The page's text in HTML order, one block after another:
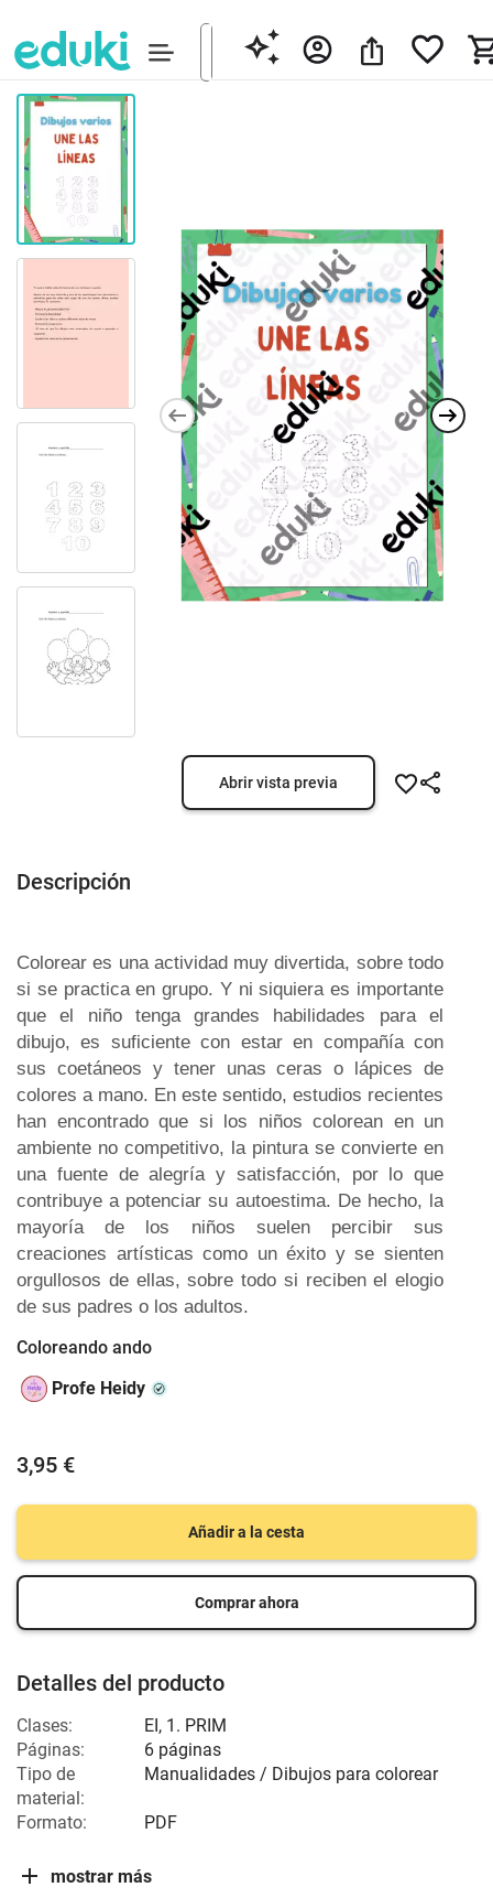
Abrir vista previa
Descripción
Colorear es una actividad muy divertida, sobre todo
si se practica en grupo. Y ni siquiera es importante
que el niño tenga grandes habilidades para el
dibujo, es suficiente con estar en compañía con
sus coetáneos y tener unas ceras o lápices de
colores a mano. En este sentido, estudios recientes
han encontrado que si los niños colorean en un
ambiente no competitivo, la pintura se convierte en
una fuente de alegría y satisfacción, por lo que
contribuye a potenciar su autoestima. De hecho, la
mayoría de los niños suelen percibir sus
creaciones artísticas como un éxito y se sienten
orgullosos de ellas, sobre todo si reciben el elogio
de sus padres o los adultos.
Coloreando ando
Profe Heidy
3,95 €
Añadir a la cesta
Comprar ahora
Detalles del producto
Clases: EI, 1. PRIM
Páginas:
6 páginas
Tipo de
material:
Manualidades / Dibujos para colorear
Formato: PDF
mostrar más